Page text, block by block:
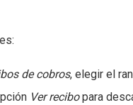
de cobros, elegir el
Ver recibopara